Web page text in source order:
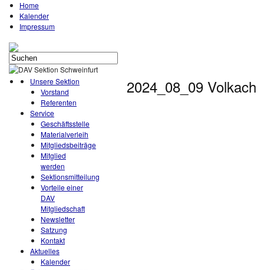
Home
Kalender
Impressum
Unsere Sektion
Vorstand
Referenten
Service
Geschäftsstelle
Materialverleih
Mitgliedsbeiträge
Mitglied
werden
Sektionsmitteilung
Vorteile einer
DAV
Mitgliedschaft
Newsletter
Satzung
Kontakt
Aktuelles
Kalender
2024_08_09 Volkach